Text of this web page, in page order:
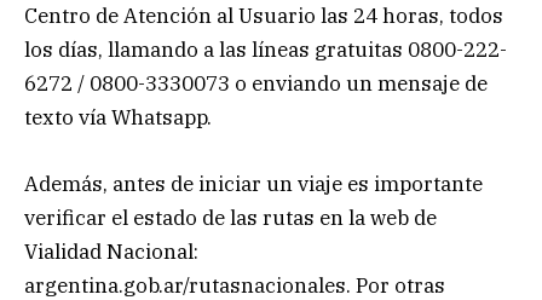
Centro de Atención al Usuario las 24 horas, todos
los días, llamando a las líneas gratuitas 0800-222-
6272 / 0800-3330073 o enviando un mensaje de
texto vía Whatsapp.
Además, antes de iniciar un viaje es importante
verificar el estado de las rutas en la web de
Vialidad Nacional:
argentina.gob.ar/rutasnacionales. Por otras